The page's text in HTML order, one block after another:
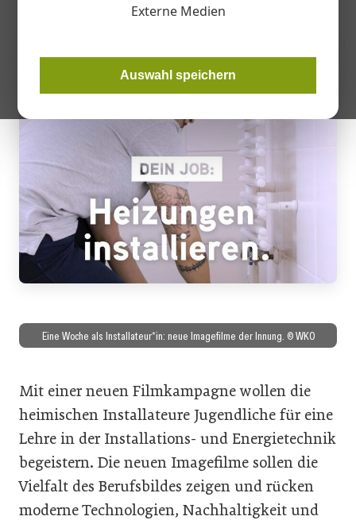
Externe Medien
Auswahl speichern
Eine Woche als Installateur*in: neue Imagefilme der Innung. © WKO
Mit einer neuen Filmkampagne wollen die
heimischen Installateure Jugendliche für eine
Lehre in der Installations- und Energietechnik
begeistern. Die neuen Imagefilme sollen die
Vielfalt des Berufsbildes zeigen und rücken
moderne Technologien, Nachhaltigkeit und